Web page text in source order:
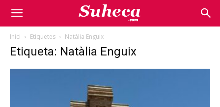
Inici Etiquetes Natàlia Enguix
Etiqueta: Natàlia Enguix